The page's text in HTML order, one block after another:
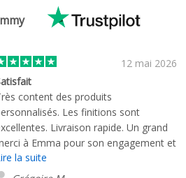
12 mai 2026
content des produits
Les finitions sont
Livraison rapide. Un grand
à Emma pour son engagement et
suivie !
la suite